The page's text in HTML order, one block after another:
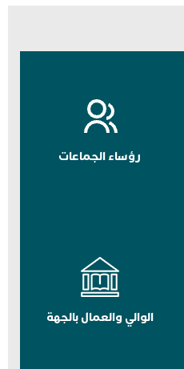
رؤساء الجماعات
الوالي والعمال بالجهة